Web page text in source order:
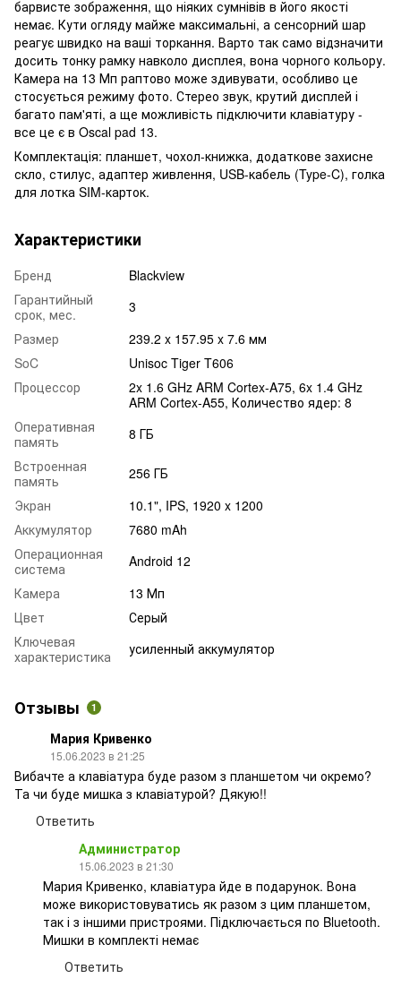
барвисте зображення, що ніяких сумнівів в його якості
немає. Кути огляду майже максимальні, а сенсорний шар
реагує швидко на ваші торкання. Варто так само відзначити
досить тонку рамку навколо дисплея, вона чорного кольору.
Камера на 13 Мп раптово може здивувати, особливо це
стосується режиму фото. Стерео звук, крутий дисплей і
багато пам'яті, а ще можливість підключити клавіатуру -
все це є в Oscal pad 13.
Комплектація: планшет, чохол-книжка, додаткове захисне
скло, стилус, адаптер живлення, USB-кабель (Type-C), голка
для лотка SIM-карток.
Характеристики
Бренд
Blackview
Гарантийный
срок, мес.
3
Размер
239.2 x 157.95 x 7.6 мм
SoC
Unisoc Tiger T606
Процессор
2x 1.6 GHz ARM Cortex-A75, 6x 1.4 GHz
ARM Cortex-A55, Количество ядер: 8
Оперативная
память
8 ГБ
Встроенная
память
256 ГБ
Экран
10.1", IPS, 1920 x 1200
Аккумулятор
7680 mAh
Операционная
система
Android 12
Камера
13 Мп
Цвет
Серый
Ключевая
характеристика
усиленный аккумулятор
Отзывы 1
Мария Кривенко
15.06.2023 в 21:25
Вибачте а клавіатура буде разом з планшетом чи окремо?
Та чи буде мишка з клавіатурой? Дякую!!
Ответить
Администратор
15.06.2023 в 21:30
Мария Кривенко, клавіатура йде в подарунок. Вона
може використовуватись як разом з цим планшетом,
так і з іншими пристроями. Підключається по Bluetooth.
Мишки в комплекті немає
Ответить